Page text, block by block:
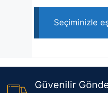
Seçiminizle
Güvenilir